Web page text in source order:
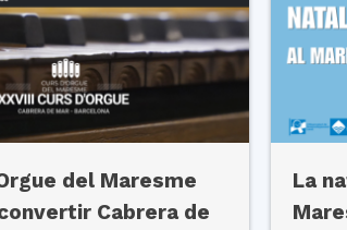
del Maresme
Cabrera de
La